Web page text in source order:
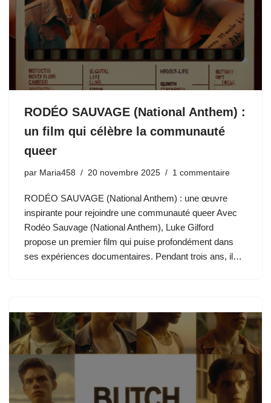
RODÉO SAUVAGE (National Anthem) :
un film qui célèbre la communauté
queer
par Maria458 20 novembre 2025 1 commentaire
RODÉO SAUVAGE (National Anthem) : une œuvre
inspirante pour rejoindre une communauté queer Avec
Rodéo Sauvage (National Anthem), Luke Gilford
propose un premier film qui puise profondément dans
ses expériences documentaires. Pendant trois ans, il…